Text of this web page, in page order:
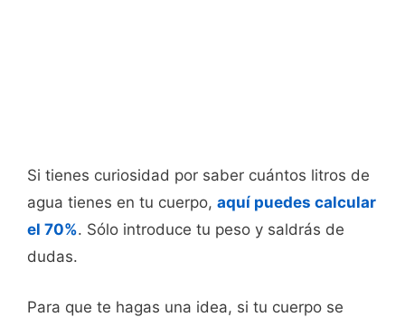
Si tienes curiosidad por saber cuántos litros de
agua tienes en tu cuerpo, aquí puedes calcular
el 70%. Sólo introduce tu peso y saldrás de
dudas.
Para que te hagas una idea, si tu cuerpo se